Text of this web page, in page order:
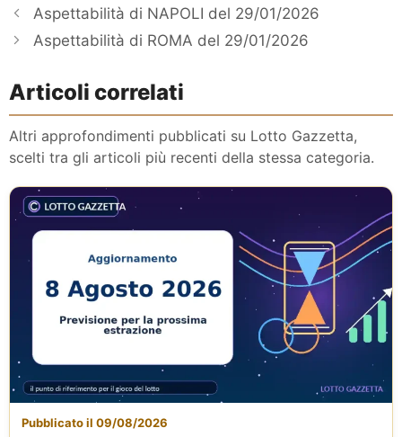
Aspettabilità di NAPOLI del 29/01/2026
Aspettabilità di ROMA del 29/01/2026
Articoli correlati
Altri approfondimenti pubblicati su Lotto Gazzetta,
scelti tra gli articoli più recenti della stessa categoria.
Pubblicato il 09/08/2026